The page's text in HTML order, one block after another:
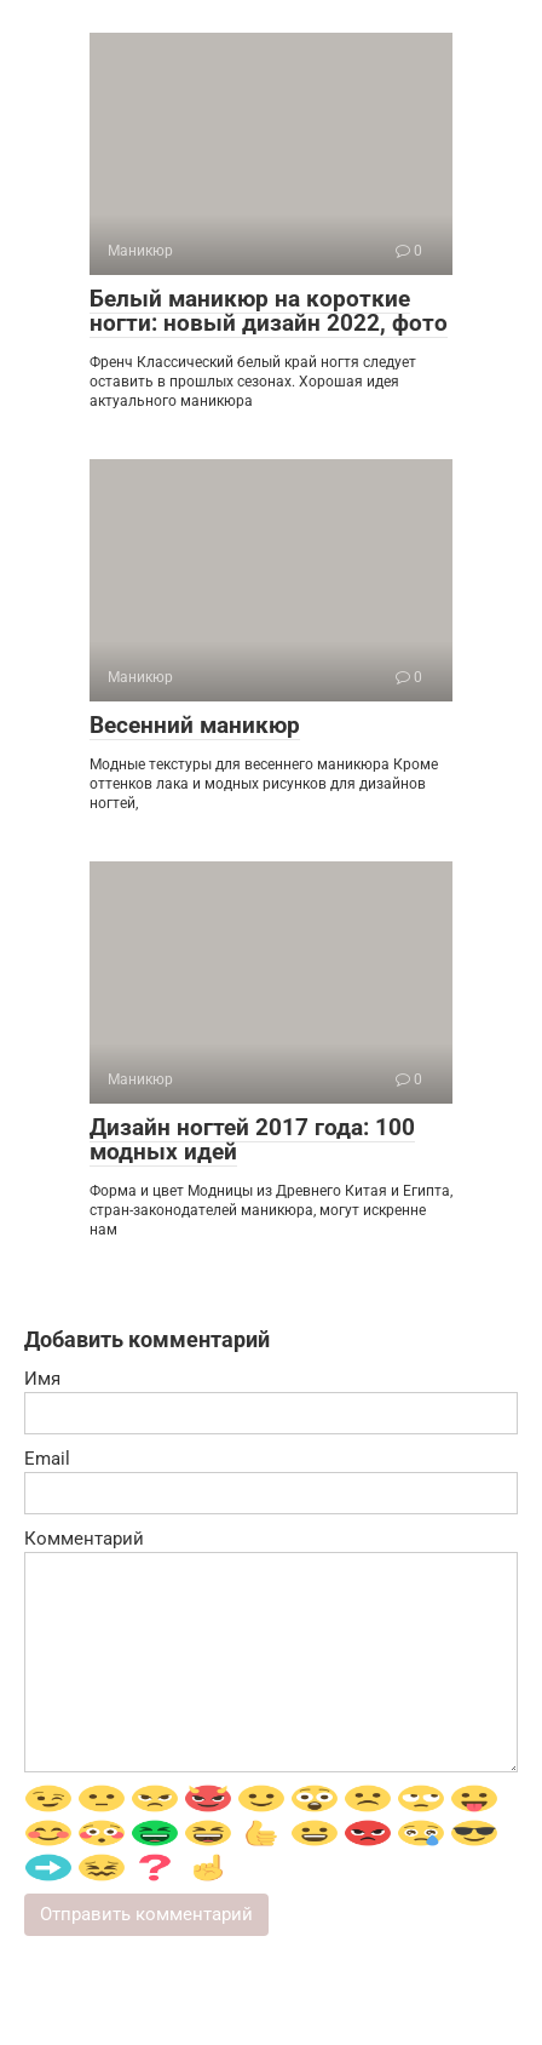
Маникюр 0
Белый маникюр на короткие
ногти: новый дизайн 2022, фото
Френч Классический белый край ногтя следует
оставить в прошлых сезонах. Хорошая идея
актуального маникюра
Маникюр 0
Весенний маникюр
Модные текстуры для весеннего маникюра Кроме
оттенков лака и модных рисунков для дизайнов
ногтей,
Маникюр 0
Дизайн ногтей 2017 года: 100
модных идей
Форма и цвет Модницы из Древнего Китая и Египта,
стран-законодателей маникюра, могут искренне
нам
Добавить комментарий
Имя
Email
Комментарий